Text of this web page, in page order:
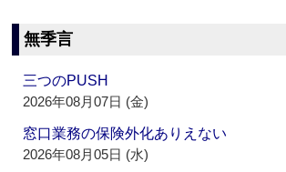
無季言
三つのPUSH
2026年08月07日 (金)
窓口業務の保険外化ありえない
2026年08月05日 (水)